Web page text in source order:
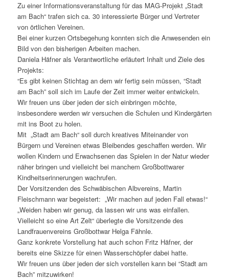
Zu einer Informationsveranstaltung für das MAG-Projekt „Stadt
am Bach“ trafen sich ca. 30 interessierte Bürger und Vertreter
von örtlichen Vereinen.
Bei einer kurzen Ortsbegehung konnten sich die Anwesenden ein
Bild von den bisherigen Arbeiten machen.
Daniela Häfner als Verantwortliche erläutert Inhalt und Ziele des
Projekts:
“Es gibt keinen Stichtag an dem wir fertig sein müssen, “Stadt
am Bach” soll sich im Laufe der Zeit immer weiter entwickeln.
Wir freuen uns über jeden der sich einbringen möchte,
insbesondere werden wir versuchen die Schulen und Kindergärten
mit ins Boot zu holen.
Mit „Stadt am Bach“ soll durch kreatives Miteinander von
Bürgern und Vereinen etwas Bleibendes geschaffen werden. Wir
wollen Kindern und Erwachsenen das Spielen in der Natur wieder
näher bringen und vielleicht bei manchem Großbottwarer
Kindheitserinnerungen wachrufen.
Der Vorsitzenden des Schwäbischen Albvereins, Martin
Fleischmann war begeistert: „Wir machen auf jeden Fall etwas!“
„Weiden haben wir genug, da lassen wir uns was einfallen.
Vielleicht so eine Art Zelt“ überlegte die Vorsitzende des
Landfrauenvereins Großbottwar Helga Fähnle.
Ganz konkrete Vorstellung hat auch schon Fritz Häfner, der
bereits eine Skizze für einen Wasserschöpfer dabei hatte.
Wir freuen uns über jeden der sich vorstellen kann bei “Stadt am
Bach” mitzuwirken!